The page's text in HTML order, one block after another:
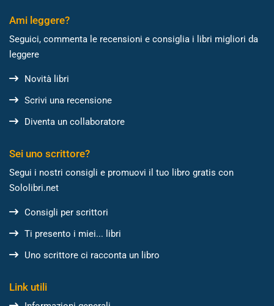
Ami leggere?
Seguici, commenta le recensioni e consiglia i libri migliori da
leggere
Novità libri
Scrivi una recensione
Diventa un collaboratore
Sei uno scrittore?
Segui i nostri consigli e promuovi il tuo libro gratis con
Sololibri.net
Consigli per scrittori
Ti presento i miei... libri
Uno scrittore ci racconta un libro
Link utili